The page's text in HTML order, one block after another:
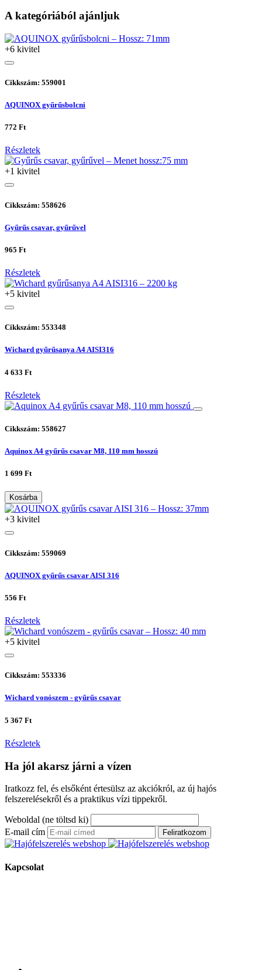
A kategóriából ajánljuk
+6 kivitel
Cikkszám: 559001
AQUINOX gyűrűsbolcni
772 Ft
Részletek
+1 kivitel
Cikkszám: 558626
Gyűrűs csavar, gyűrűvel
965 Ft
Részletek
+5 kivitel
Cikkszám: 553348
Wichard gyűrűsanya A4 AISI316
4 633 Ft
Részletek
Cikkszám: 558627
Aquinox A4 gyűrűs csavar M8, 110 mm hosszú
1 699 Ft
Kosárba
+3 kivitel
Cikkszám: 559069
AQUINOX gyűrűs csavar AISI 316
556 Ft
Részletek
+5 kivitel
Cikkszám: 553336
Wichard vonószem - gyűrűs csavar
5 367 Ft
Részletek
Ha jól akarsz járni a vízen
Iratkozz fel, és elsőként értesülsz az akciókról, az új hajós
felszerelésekről és a praktikus vízi tippekről.
Weboldal (ne töltsd ki)
E-mail cím
Feliratkozom
Kapcsolat